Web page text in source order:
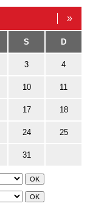
»
S D
3 4
10 11
17 18
24 25
31